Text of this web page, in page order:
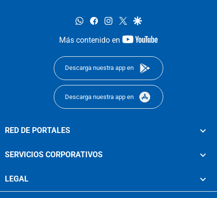
whatsappfacebookinstagram
twittergoogle
Más contenido en
youtube-
Descarga nuestra app en
Descarga nuestra app en
RED DE PORTALES
SERVICIOS CORPORATIVOS
LEGAL